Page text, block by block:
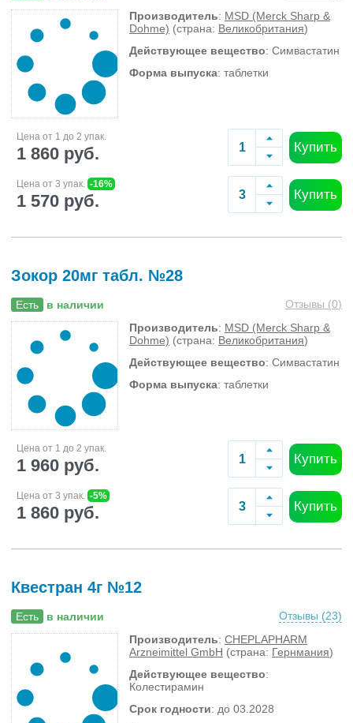
Производитель: MSD (Merck Sharp &
Dohme) (страна: Великобритания)
Действующее вещество: Симвастатин
Форма выпуска: таблетки
Цена от 1 до 2 упак.
1 860 руб. Купить
Цена от 3 упак. -16%
1 570 руб. Купить
Зокор 20мг табл. №28
Есть в наличии Отзывы (0)
Производитель: MSD (Merck Sharp &
Dohme) (страна: Великобритания)
Действующее вещество: Симвастатин
Форма выпуска: таблетки
Цена от 1 до 2 упак.
1 960 руб. Купить
Цена от 3 упак. -5%
1 860 руб. Купить
Квестран 4г №12
Есть в наличии Отзывы (23)
Производитель: CHEPLAPHARM
Arzneimittel GmbH (страна: Гернмания)
Действующее вещество:
Колестирамин
Срок годности: до 03.2028